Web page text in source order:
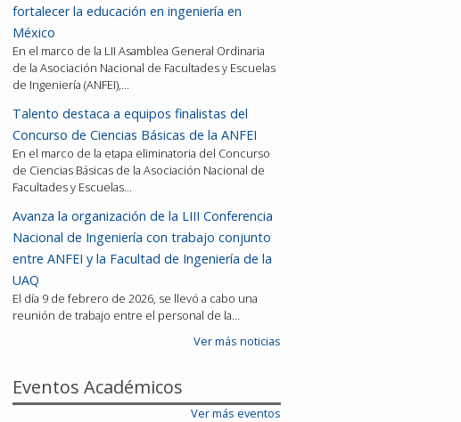
fortalecer la educación en ingeniería en
México
En el marco de la LII Asamblea General Ordinaria
de la Asociación Nacional de Facultades y Escuelas
de Ingeniería (ANFEI),…
Talento destaca a equipos finalistas del
Concurso de Ciencias Básicas de la ANFEI
En el marco de la etapa eliminatoria del Concurso
de Ciencias Básicas de la Asociación Nacional de
Facultades y Escuelas…
Avanza la organización de la LIII Conferencia
Nacional de Ingeniería con trabajo conjunto
entre ANFEI y la Facultad de Ingeniería de la
UAQ
El día 9 de febrero de 2026, se llevó a cabo una
reunión de trabajo entre el personal de la…
Ver más noticias
Eventos Académicos
Ver más eventos